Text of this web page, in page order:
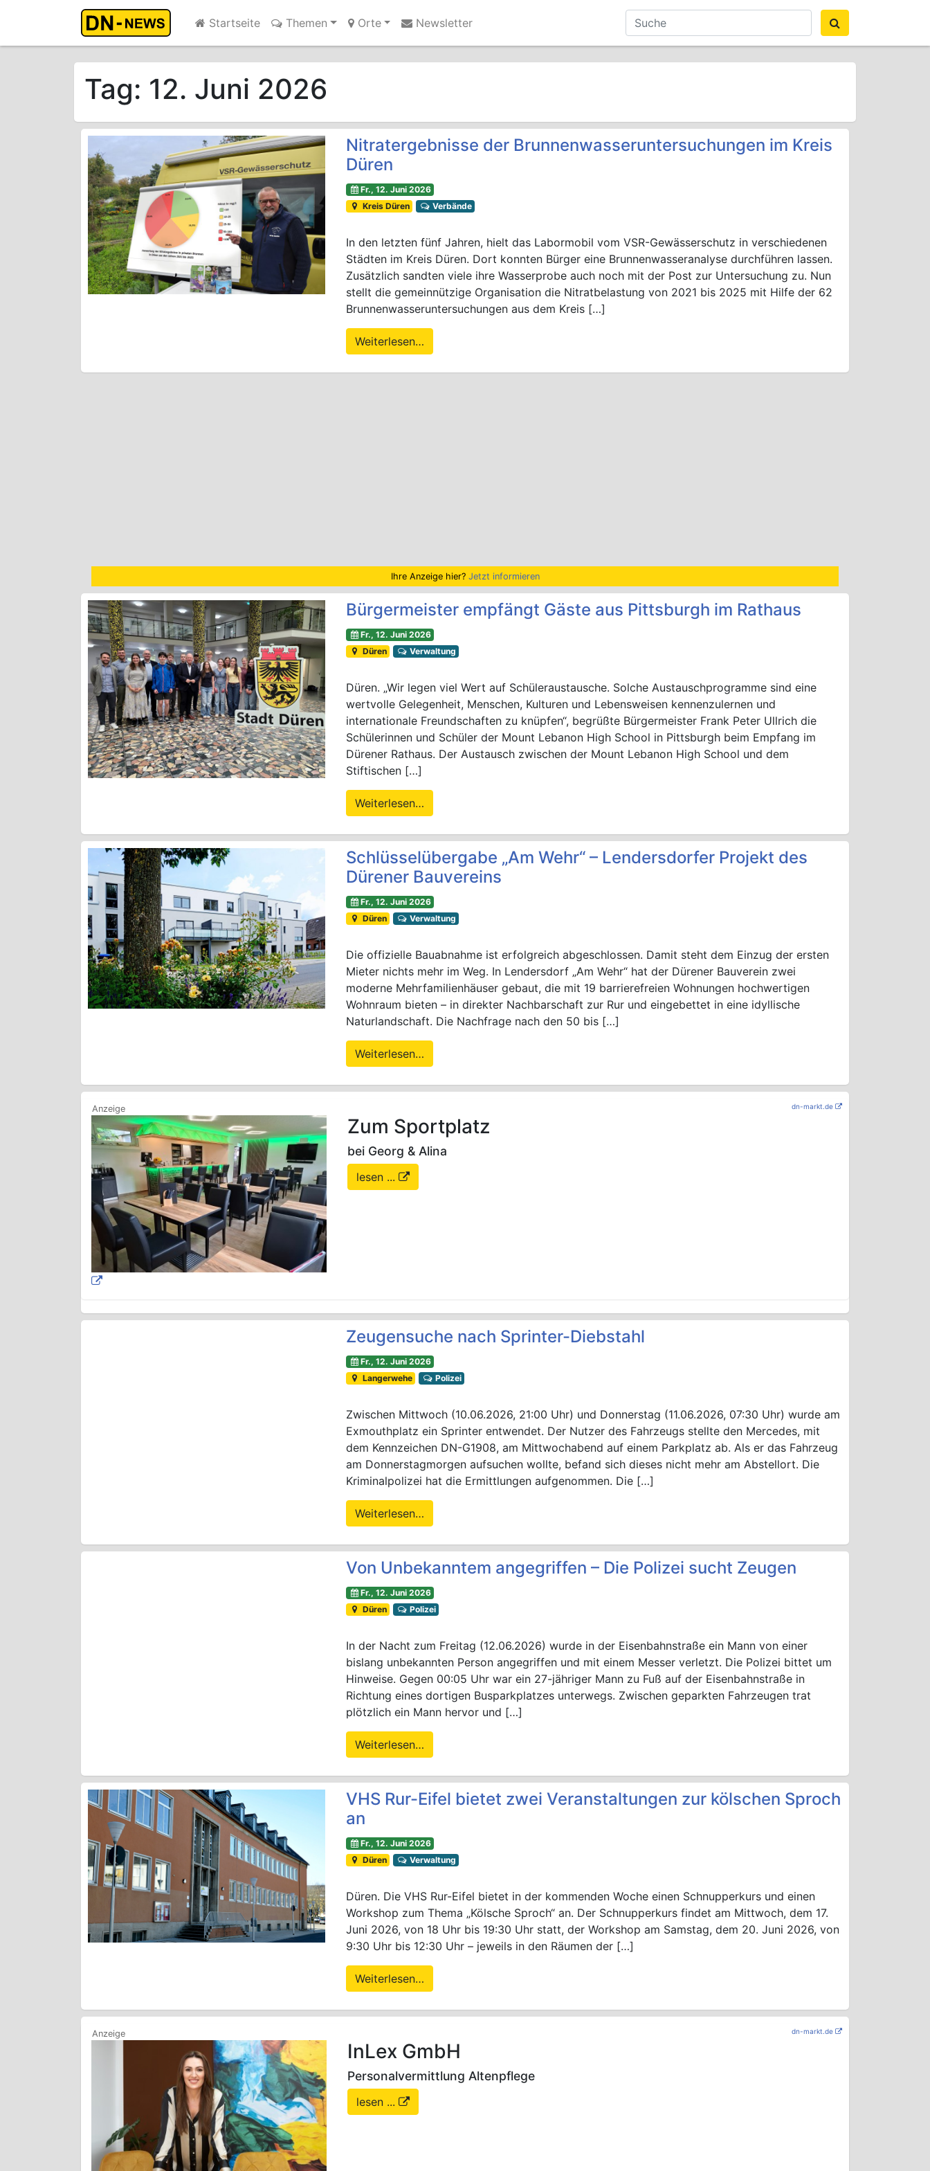
Startseite
Themen Orte Newsletter
Tag: 12. Juni 2026
Nitratergebnisse der Brunnenwasseruntersuchungen im Kreis
Düren
Fr., 12. Juni 2026
Kreis Düren
Verbände
In den letzten fünf Jahren, hielt das Labormobil vom VSR-Gewässerschutz in verschiedenen
Städten im Kreis Düren. Dort konnten Bürger eine Brunnenwasseranalyse durchführen lassen.
Zusätzlich sandten viele ihre Wasserprobe auch noch mit der Post zur Untersuchung zu. Nun
stellt die gemeinnützige Organisation die Nitratbelastung von 2021 bis 2025 mit Hilfe der 62
Brunnenwasseruntersuchungen aus dem Kreis […]
Weiterlesen…
Ihre Anzeige hier? Jetzt informieren
Bürgermeister empfängt Gäste aus Pittsburgh im Rathaus
Fr., 12. Juni 2026
Düren
Verwaltung
Düren. „Wir legen viel Wert auf Schüleraustausche. Solche Austauschprogramme sind eine
wertvolle Gelegenheit, Menschen, Kulturen und Lebensweisen kennenzulernen und
internationale Freundschaften zu knüpfen“, begrüßte Bürgermeister Frank Peter Ullrich die
Schülerinnen und Schüler der Mount Lebanon High School in Pittsburgh beim Empfang im
Dürener Rathaus. Der Austausch zwischen der Mount Lebanon High School und dem
Stiftischen […]
Weiterlesen…
Schlüsselübergabe „Am Wehr“ – Lendersdorfer Projekt des
Dürener Bauvereins
Fr., 12. Juni 2026
Düren
Verwaltung
Die offizielle Bauabnahme ist erfolgreich abgeschlossen. Damit steht dem Einzug der ersten
Mieter nichts mehr im Weg. In Lendersdorf „Am Wehr“ hat der Dürener Bauverein zwei
moderne Mehrfamilienhäuser gebaut, die mit 19 barrierefreien Wohnungen hochwertigen
Wohnraum bieten – in direkter Nachbarschaft zur Rur und eingebettet in eine idyllische
Naturlandschaft. Die Nachfrage nach den 50 bis […]
Weiterlesen…
dn-markt.de
Zum Sportplatz
bei Georg & Alina
lesen ...
Zeugensuche nach Sprinter-Diebstahl
Fr., 12. Juni 2026
Langerwehe
Polizei
Zwischen Mittwoch (10.06.2026, 21:00 Uhr) und Donnerstag (11.06.2026, 07:30 Uhr) wurde am
Exmouthplatz ein Sprinter entwendet. Der Nutzer des Fahrzeugs stellte den Mercedes, mit
dem Kennzeichen DN-G1908, am Mittwochabend auf einem Parkplatz ab. Als er das Fahrzeug
am Donnerstagmorgen aufsuchen wollte, befand sich dieses nicht mehr am Abstellort. Die
Kriminalpolizei hat die Ermittlungen aufgenommen. Die […]
Weiterlesen…
Von Unbekanntem angegriffen – Die Polizei sucht Zeugen
Fr., 12. Juni 2026
Düren
Polizei
In der Nacht zum Freitag (12.06.2026) wurde in der Eisenbahnstraße ein Mann von einer
bislang unbekannten Person angegriffen und mit einem Messer verletzt. Die Polizei bittet um
Hinweise. Gegen 00:05 Uhr war ein 27-jähriger Mann zu Fuß auf der Eisenbahnstraße in
Richtung eines dortigen Busparkplatzes unterwegs. Zwischen geparkten Fahrzeugen trat
plötzlich ein Mann hervor und […]
Weiterlesen…
VHS Rur-Eifel bietet zwei Veranstaltungen zur kölschen Sproch
an
Fr., 12. Juni 2026
Düren
Verwaltung
Düren. Die VHS Rur-Eifel bietet in der kommenden Woche einen Schnupperkurs und einen
Workshop zum Thema „Kölsche Sproch“ an. Der Schnupperkurs findet am Mittwoch, dem 17.
Juni 2026, von 18 Uhr bis 19:30 Uhr statt, der Workshop am Samstag, dem 20. Juni 2026, von
9:30 Uhr bis 12:30 Uhr – jeweils in den Räumen der […]
Weiterlesen…
dn-markt.de
InLex GmbH
Personalvermittlung Altenpflege
lesen ...